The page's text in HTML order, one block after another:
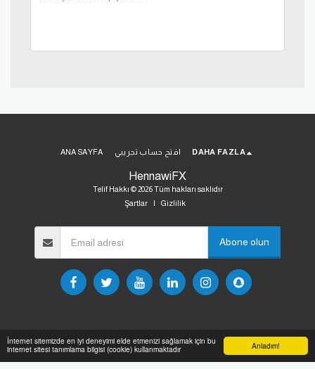
Anladım!
İnternet sitemizde en iyi deneyimi elde etmenizi sağlamak için bu
internet sitesi tanımlama bilgisi (cookie) kullanmaktadır
HennawiFX
Telif Hakkı © 2026 Tüm hakları saklıdır
Şartlar| Gizlilik
ANA SAYFA افتح حساب تجريبي DAHA FAZLA
Abone olun